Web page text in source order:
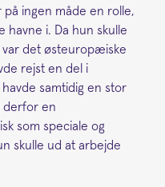
ingen måde en rolle,
havne i. Da hun skulle
det østeuropæiske
rejst en del i
samtidig en stor
derfor en
som speciale og
skulle ud at arbejde